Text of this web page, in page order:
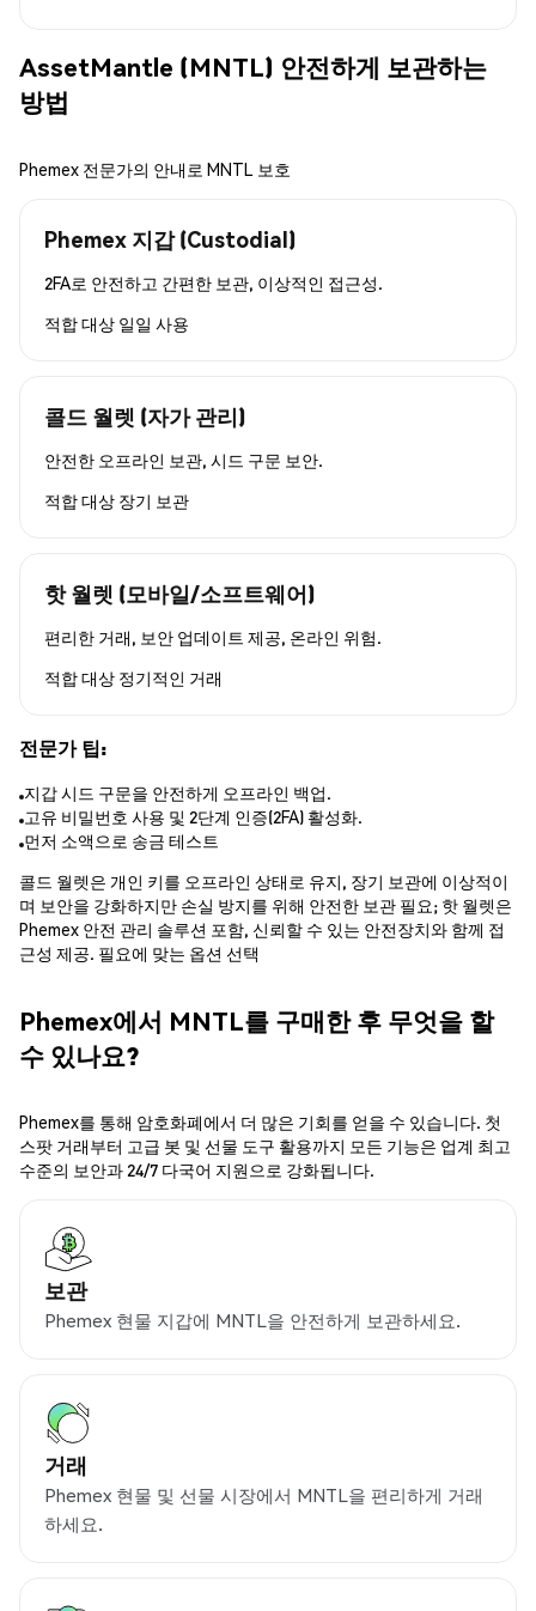
AssetMantle (MNTL) 안전하게 보관하는
방법
Phemex 전문가의 안내로 MNTL 보호
Phemex 지갑 (Custodial)
2FA로 안전하고 간편한 보관, 이상적인 접근성.
적합 대상 일일 사용
콜드 월렛 (자가 관리)
안전한 오프라인 보관, 시드 구문 보안.
적합 대상 장기 보관
핫 월렛 (모바일/소프트웨어)
편리한 거래, 보안 업데이트 제공, 온라인 위험.
적합 대상 정기적인 거래
전문가 팁:
지갑 시드 구문을 안전하게 오프라인 백업.
고유 비밀번호 사용 및 2단계 인증(2FA) 활성화.
먼저 소액으로 송금 테스트
콜드 월렛은 개인 키를 오프라인 상태로 유지, 장기 보관에 이상적이
며 보안을 강화하지만 손실 방지를 위해 안전한 보관 필요; 핫 월렛은
Phemex 안전 관리 솔루션 포함, 신뢰할 수 있는 안전장치와 함께 접
근성 제공. 필요에 맞는 옵션 선택
Phemex에서 MNTL를 구매한 후 무엇을 할
수 있나요?
Phemex를 통해 암호화폐에서 더 많은 기회를 얻을 수 있습니다. 첫
스팟 거래부터 고급 봇 및 선물 도구 활용까지 모든 기능은 업계 최고
수준의 보안과 24/7 다국어 지원으로 강화됩니다.
보관
Phemex 현물 지갑에 MNTL을 안전하게 보관하세요.
거래
Phemex 현물 및 선물 시장에서 MNTL을 편리하게 거래
하세요.